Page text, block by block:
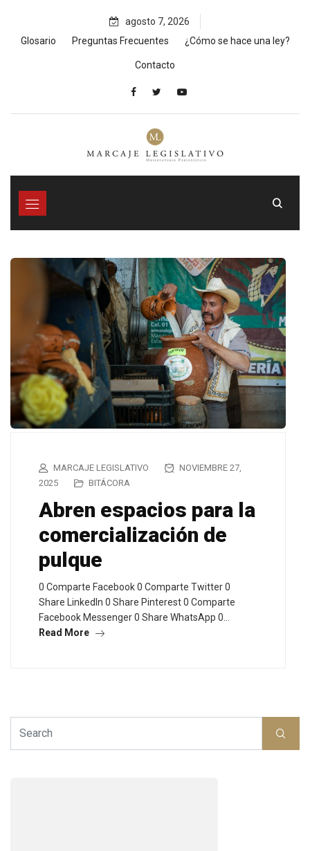
content
agosto 7, 2026
Glosario
Preguntas Frecuentes ¿Cómo se hace una ley?
Contacto
MARCAJE LEGISLATIVO
NOVIEMBRE 27,
2025
BITÁCORA
Abren espacios para la
comercialización de
pulque
0 Comparte Facebook 0 Comparte Twitter 0
Share LinkedIn 0 Share Pinterest 0 Comparte
Facebook Messenger 0 Share WhatsApp 0…
Read More